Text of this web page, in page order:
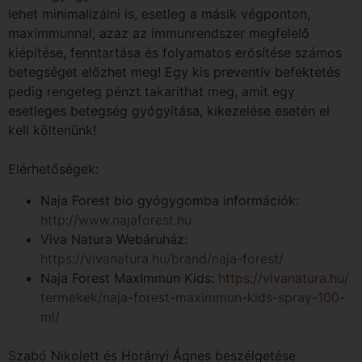
lehet minimalizálni is, esetleg a másik végponton,
maximmunnal, azaz az immunrendszer megfelelő
kiépítése, fenntartása és folyamatos erősítése számos
betegséget előzhet meg! Egy kis preventív befektetés
pedig rengeteg pénzt takaríthat meg, amit egy
esetleges betegség gyógyítása, kikezelése esetén el
kell költenünk!
Elérhetőségek:
Naja Forest bio gyógygomba információk:
http://www.najaforest.hu
Viva Natura Webáruház:
https://vivanatura.hu/brand/naja-forest/
Naja Forest MaxImmun Kids: https://vivanatura.hu/
termekek/naja-forest-maximmun-kids-spray-100-
ml/
Szabó Nikolett és Horányi Ágnes beszélgetése